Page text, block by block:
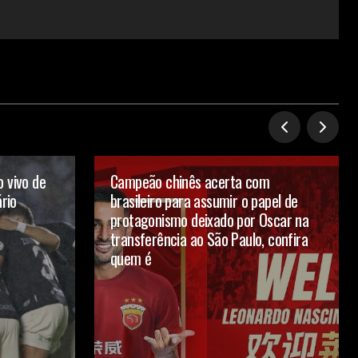
vivo de
Campeão chinês acerta com
brasileiro para assumir o papel de
protagonismo deixado por Oscar na
transferência ao São Paulo, confira
quem é